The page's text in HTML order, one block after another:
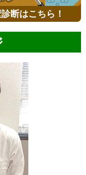
断はこちら！